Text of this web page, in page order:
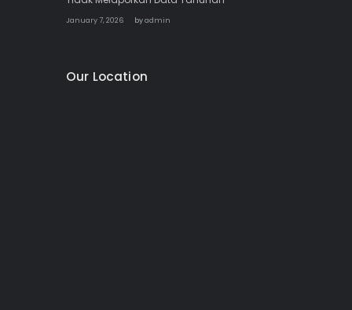
January 7, 2026 byadmin
Our Location